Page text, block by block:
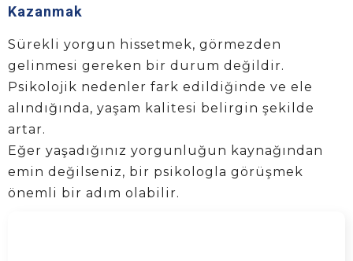
Kazanmak
Sürekli yorgun hissetmek, görmezden
gelinmesi gereken bir durum değildir.
Psikolojik nedenler fark edildiğinde ve ele
alındığında, yaşam kalitesi belirgin şekilde
artar.
Eğer yaşadığınız yorgunluğun kaynağından
emin değilseniz, bir psikologla görüşmek
önemli bir adım olabilir.